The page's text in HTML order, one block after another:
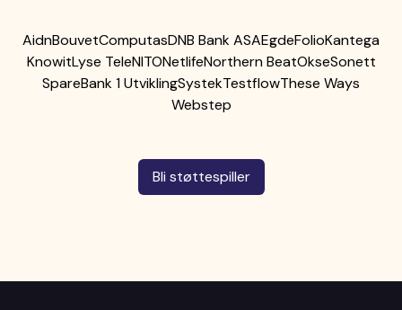
AidnBouvetComputasDNB Bank ASAEgdeFolioKantega
KnowitLyse TeleNITONetlifeNorthern BeatOkseSonett
SpareBank 1 UtviklingSystekTestflowThese Ways
Webstep
Bli støttespiller